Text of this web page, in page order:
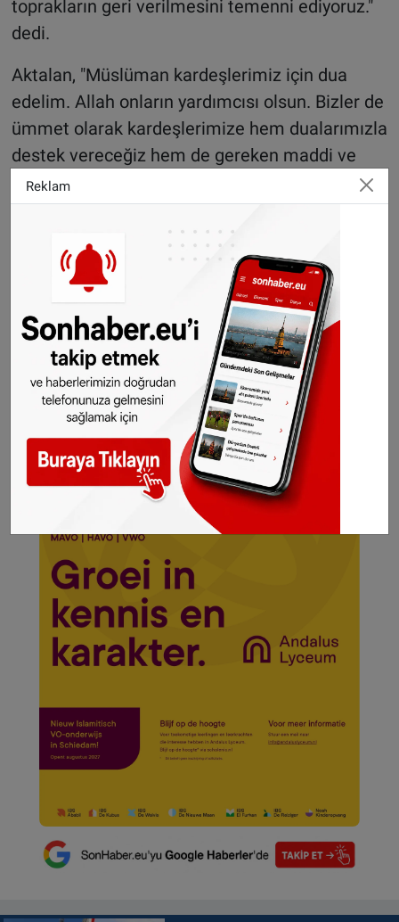
toprakların geri verilmesini temenni ediyoruz."
dedi.
Aktalan, "Müslüman kardeşlerimiz için dua
edelim. Allah onların yardımcısı olsun. Bizler de
ümmet olarak kardeşlerimize hem dualarımızla
destek vereceğiz hem de gereken maddi ve
manevi yardımları yapacağız." ifadesini
kullandı.
Polisin geniş güvenlik önlemleri aldığı gösteri
olaysız sona erdi.
Sonhaber'i artık Telegram'da da takip
edebilirsiniz:t.me/sonhabereu
WhatsApp’ta ücretsiz bültenimize abone olun,
Hollanda ve diğer Avrupa ülkeleri gündeminden
seçtiğimiz haberler her gün telefonunuza
gelsin!Abone olmak için tıklayın
Reklam